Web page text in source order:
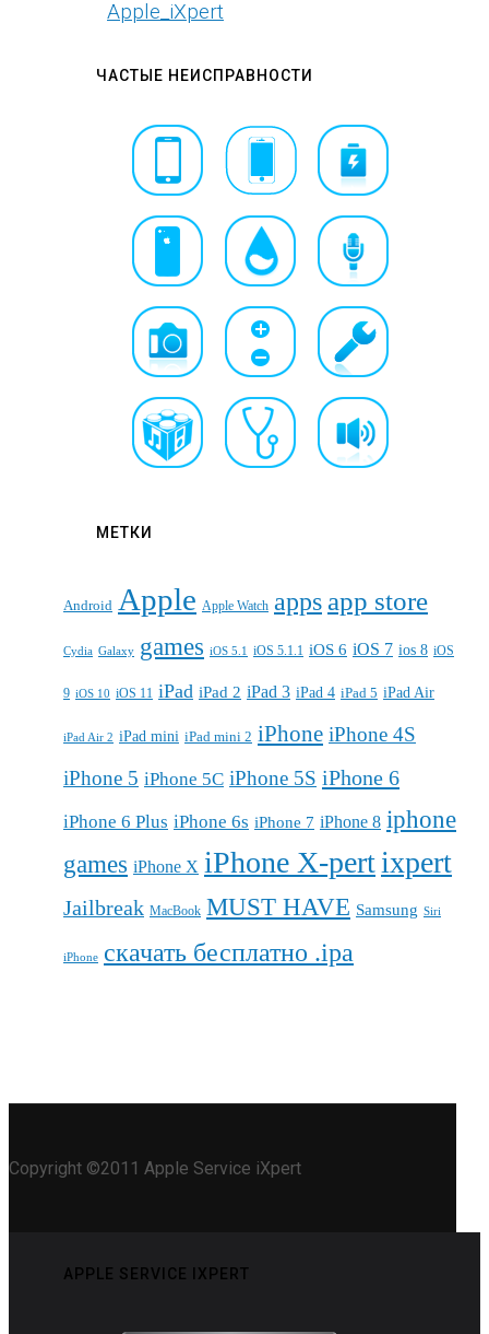
Apple_iXpert
ЧАСТЫЕ НЕИСПРАВНОСТИ
МЕТКИ
Android Apple Apple Watch apps app store
Cydia Galaxy games iOS 5.1 iOS 5.1.1 iOS 6 iOS 7 ios 8 iOS
9 iOS 10 iOS 11 iPad iPad 2 iPad 3 iPad 4 iPad 5 iPad Air
iPad Air 2 iPad mini iPad mini 2 iPhone iPhone 4S
iPhone 5 iPhone 5C iPhone 5S iPhone 6
iPhone 6 Plus iPhone 6s iPhone 7 iPhone 8 iphone
games iPhone X iPhone X-pertixpert
Jailbreak MacBook MUST HAVE Samsung Siri
iPhone скачать бесплатно .ipa
Copyright ©2011 Apple Service iXpert
APPLE SERVICE IXPERT